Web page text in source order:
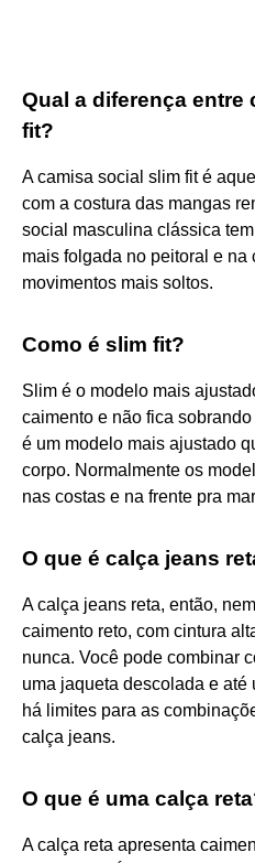
Qual a diferença entre
fit?
A camisa social slim fit é
com a costura das mangas
social masculina clássica
mais folgada no peitoral e na
movimentos mais soltos.
Como é slim fit?
Slim é o modelo mais
caimento e não fica
é um modelo mais ajustado
corpo. Normalmente os
nas costas e na frente pra
O que é calça jeans
A calça jeans reta, então,
caimento reto, com cintura
nunca. Você pode combinar
uma jaqueta descolada e
há limites para as
calça jeans.
O que é uma calça
A calça reta apresenta